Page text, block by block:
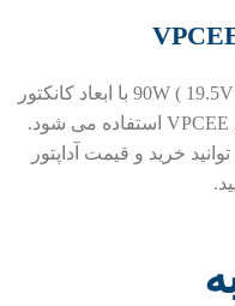
آداپتور سرفیش سونی با توان 90W ( 19.5V*4.7A ) با ابعاد کانکتور
6.5*4.4MM برای لپ تاپ سونی مدل VPCEE استفاده می شود.
خرید و قیمت آداپتور